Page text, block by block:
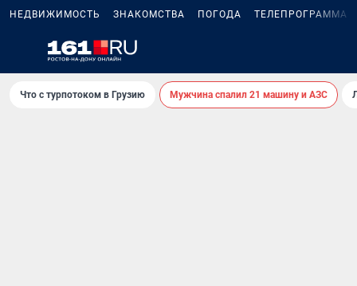
НЕДВИЖИМОСТЬ ЗНАКОМСТВА ПОГОДА ТЕЛЕПРОГРАММА
Что с турпотоком в Грузию Мужчина спалил 21 машину и АЗС